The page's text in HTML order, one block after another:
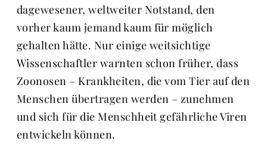
dagewesener, weltweiter Notstand, den
vorher kaum jemand kaum für möglich
gehalten hätte. Nur einige weitsichtige
Wissenschaftler warnten schon früher, dass
Zoonosen – Krankheiten, die vom Tier auf den
Menschen übertragen werden – zunehmen
und sich für die Menschheit gefährliche Viren
entwickeln können.